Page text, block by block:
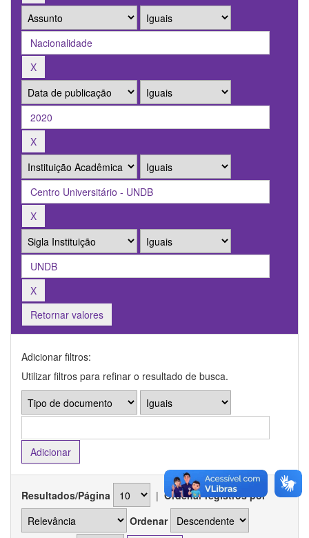
Retornar valores
Adicionar filtros:
Utilizar filtros para refinar o resultado de busca.
Resultados/Página | Ordenar registros por
Ordenar